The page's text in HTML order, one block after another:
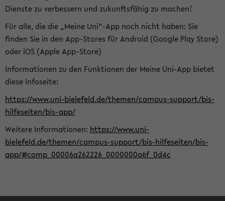
Dienste zu verbessern und zukunftsfähig zu machen!
Für alle, die die „Meine Uni“-App noch nicht haben: Sie
finden Sie in den App-Stores für Android (Google Play Store)
oder iOS (Apple App-Store)
Informationen zu den Funktionen der Meine Uni-App bietet
diese Infoseite:
https://www.uni-bielefeld.de/themen/campus-support/bis-
hilfeseiten/bis-app/
Weitere Informationen: https://www.uni-
bielefeld.de/themen/campus-support/bis-hilfeseiten/bis-
app/#comp_00006a262226_0000000a6f_0d4c